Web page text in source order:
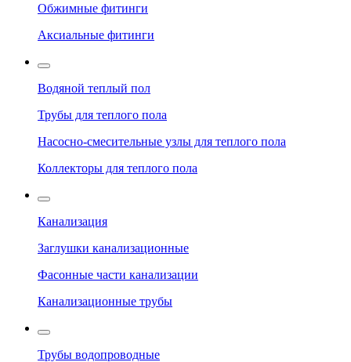
Обжимные фитинги
Аксиальные фитинги
Водяной теплый пол
Трубы для теплого пола
Насосно-смесительные узлы для теплого пола
Коллекторы для теплого пола
Канализация
Заглушки канализационные
Фасонные части канализации
Канализационные трубы
Трубы водопроводные